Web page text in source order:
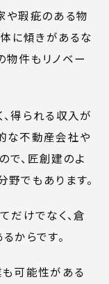
や瑕疵のある物
体に傾きがあるな
物件もリノベー
得られる収入が
な不動産会社や
で、匠創建のよ
でもあります。
だけでなく、倉
からです。
も可能性がある